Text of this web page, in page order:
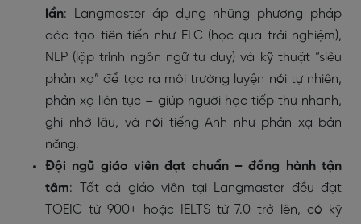
lần: Langmaster áp dụng những phương pháp
đào tạo tiên tiến như ELC (học qua trải nghiệm),
NLP (lập trình ngôn ngữ tư duy) và kỹ thuật “siêu
phản xạ” để tạo ra môi trường luyện nói tự nhiên,
phản xạ liên tục – giúp người học tiếp thu nhanh,
ghi nhớ lâu, và nói tiếng Anh như phản xạ bản
năng.
Đội ngũ giáo viên đạt chuẩn – đồng hành tận
tâm: Tất cả giáo viên tại Langmaster đều đạt
TOEIC từ 900+ hoặc IELTS từ 7.0 trở lên, có kỹ